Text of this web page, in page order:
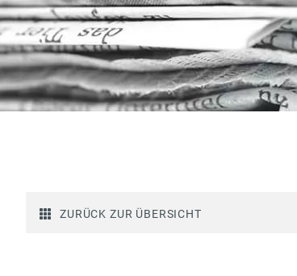
ZURÜCK ZUR ÜBERSICHT